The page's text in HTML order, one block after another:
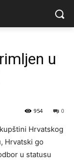
u
0
954
Hrvatskog
Hrvatski go
u statusu